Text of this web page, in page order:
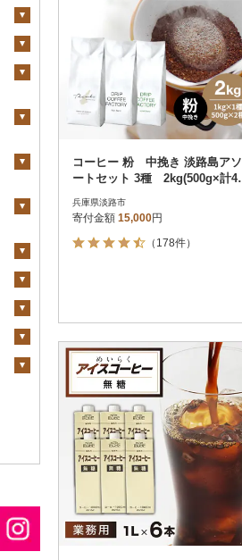
コーヒー 粉 中挽き 淡路島アソ
ートセット 3種 2kg(500g×計4
兵庫県淡路市
寄付金額 15,000円
（178件）